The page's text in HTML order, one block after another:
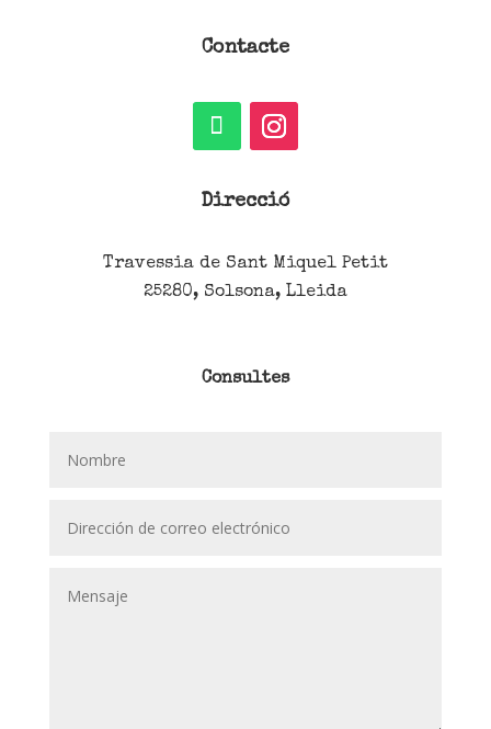
Contacte
Direcció
Travessia de Sant Miquel Petit
25280, Solsona, Lleida
Consultes